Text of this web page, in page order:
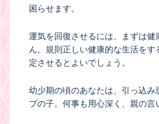
困らせます。
運気を回復させるには、まずは健
ん。規則正しい健康的な生活を
定させるとよいでしょう。
幼少期の頃のあなたは、引っ込み
プの子。何事も用心深く、親の言